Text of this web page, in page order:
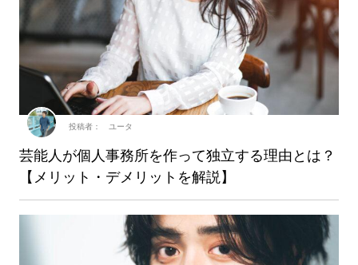
芸能人が個人事務所を作って独立する理由とは？
【メリット・デメリットを解説】
投稿者： ユータ